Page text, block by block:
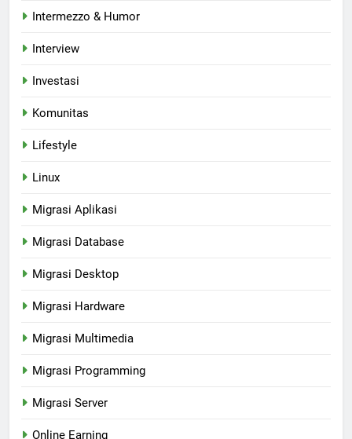
Intermezzo & Humor
Interview
Investasi
Komunitas
Lifestyle
Linux
Migrasi Aplikasi
Migrasi Database
Migrasi Desktop
Migrasi Hardware
Migrasi Multimedia
Migrasi Programming
Migrasi Server
Online Earning